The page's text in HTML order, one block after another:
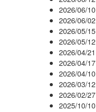
2026/06/10
2026/06/02
2026/05/15
2026/05/12
2026/04/21
2026/04/17
2026/04/10
2026/03/12
2026/02/27
2025/10/10